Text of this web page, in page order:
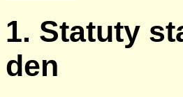
1. Statuty
den